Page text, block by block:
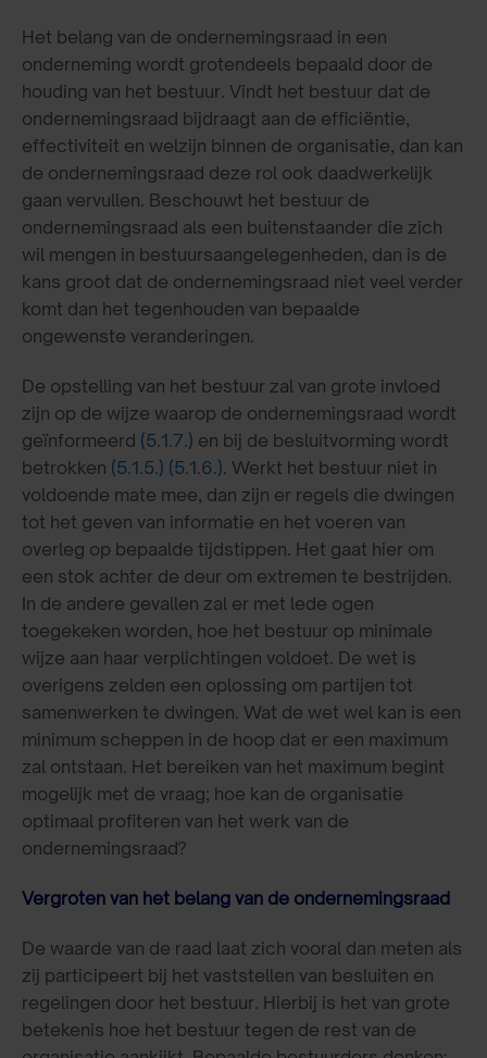
Het belang van de ondernemingsraad in een
onderneming wordt grotendeels bepaald door de
houding van het bestuur. Vindt het bestuur dat de
ondernemingsraad bijdraagt aan de efficiëntie,
effectiviteit en welzijn binnen de organisatie, dan kan
de ondernemingsraad deze rol ook daadwerkelijk
gaan vervullen. Beschouwt het bestuur de
ondernemingsraad als een buitenstaander die zich
wil mengen in bestuursaangelegenheden, dan is de
kans groot dat de ondernemingsraad niet veel verder
komt dan het tegenhouden van bepaalde
ongewenste veranderingen.
De opstelling van het bestuur zal van grote invloed
zijn op de wijze waarop de ondernemingsraad wordt
geïnformeerd (5.1.7.) en bij de besluitvorming wordt
betrokken (5.1.5.) (5.1.6.). Werkt het bestuur niet in
voldoende mate mee, dan zijn er regels die dwingen
tot het geven van informatie en het voeren van
overleg op bepaalde tijdstippen. Het gaat hier om
een stok achter de deur om extremen te bestrijden.
In de andere gevallen zal er met lede ogen
toegekeken worden, hoe het bestuur op minimale
wijze aan haar verplichtingen voldoet. De wet is
overigens zelden een oplossing om partijen tot
samenwerken te dwingen. Wat de wet wel kan is een
minimum scheppen in de hoop dat er een maximum
zal ontstaan. Het bereiken van het maximum begint
mogelijk met de vraag; hoe kan de organisatie
optimaal profiteren van het werk van de
ondernemingsraad?
Vergroten van het belang van de ondernemingsraad
De waarde van de raad laat zich vooral dan meten als
zij participeert bij het vaststellen van besluiten en
regelingen door het bestuur. Hierbij is het van grote
betekenis hoe het bestuur tegen de rest van de